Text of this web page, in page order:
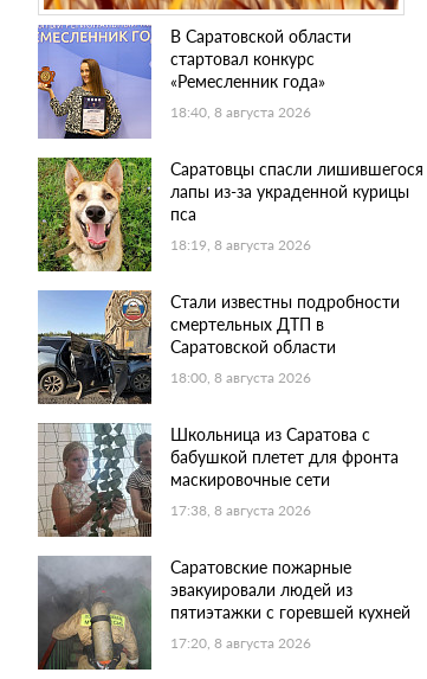
В Саратовской области
стартовал конкурс
«Ремесленник года»
18:40, 8 августа 2026
Саратовцы спасли лишившегося
лапы из-за украденной курицы
пса
18:19, 8 августа 2026
Стали известны подробности
смертельных ДТП в
Саратовской области
18:00, 8 августа 2026
Школьница из Саратова с
бабушкой плетет для фронта
маскировочные сети
17:38, 8 августа 2026
Саратовские пожарные
эвакуировали людей из
пятиэтажки с горевшей кухней
17:20, 8 августа 2026